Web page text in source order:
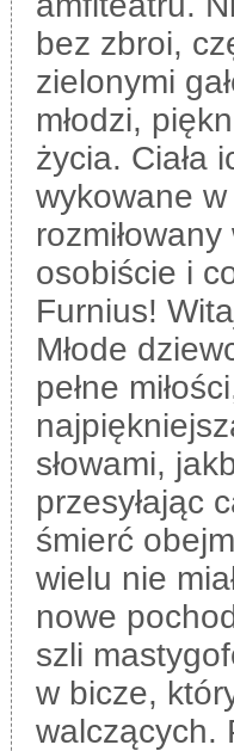
bez zbroi,
zielonymi
młodzi,
życia. Ciała
wykowane
osobiście i
Furnius!
Młode
pełne
słowami,
przesyłając
śmierć
wielu nie
nowe
szli
w bicze,
walczących.